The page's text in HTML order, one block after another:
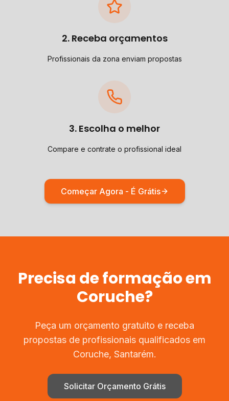
2. Receba orçamentos
Profissionais da zona enviam propostas
3. Escolha o melhor
Compare e contrate o profissional ideal
Começar Agora - É Grátis
Precisa deformaçãoem
Coruche?
Peça um orçamento gratuito e receba
propostas de profissionais qualificados em
Coruche, Santarém.
Solicitar Orçamento Grátis